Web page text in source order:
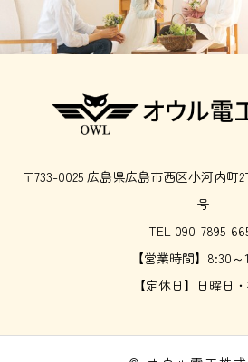
〒733-0025 広島県広島市西区小河内町
号
TEL 090-7895-
【営業時間】8:30
【定休日】日曜日